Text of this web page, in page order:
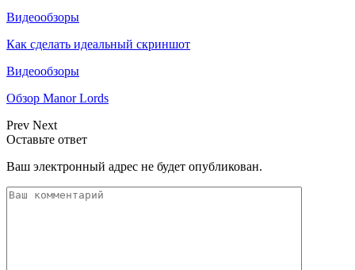
Видеообзоры
Как сделать идеальный скриншот
Видеообзоры
Обзор Manor Lords
Prev Next
Оставьте ответ
Ваш электронный адрес не будет опубликован.